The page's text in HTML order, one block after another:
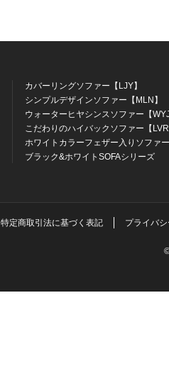
カバーリングソファー【LJY】
シンプルデザインソファー【MLN】
ウォーターヒヤシンスソファー【
こだわりのハイバックソファー【
ホワイトカラーフェザー入りソファ
ブラック&ホワイトSOFAシリーズ
特定商取引法に基づく表記 プライバ